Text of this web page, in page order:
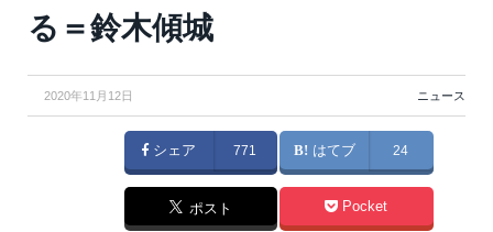
る＝鈴木傾城
2020年11月12日 ニュース
シェア 771 はてブ 24
ポスト Pocket